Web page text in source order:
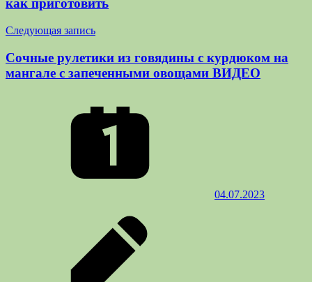
как приготовить
Следующая запись
Сочные рулетики из говядины с курдюком на
мангале с запеченными овощами ВИДЕО
04.07.2023